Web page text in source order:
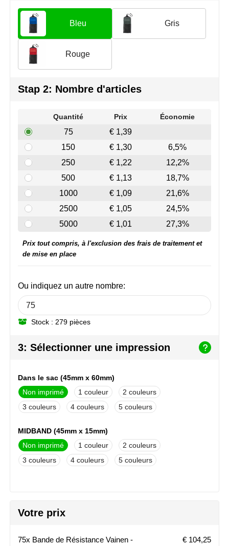
Sacs
Sécurité, voiture & vélo
Vêtements de travail
Kambukka
Lipton
Marksman
Mentos
Mepal
MiniMAX
Moleskine
Orrefors
Parker pennen
Retulp
Senator
Sophie Muval
STORMaxi
Swiss Peak
Bleu Gris
Rouge
Stap 2: Nombre d'articles
Quantité Prix Économie
75
€ 1,39
150
€ 1,30
6,5%
250
€ 1,22
12,2%
500
€ 1,13
18,7%
1000
€ 1,09
21,6%
2500
€ 1,05
24,5%
5000
€ 1,01 27,3%
Ou indiquez un autre nombre:
Stock : 279 pièces
Prix tout compris, à l'exclusion des frais de traitement et
de mise en place
3: Sélectionner une impression
Dans le sac (45mm x 60mm)
Non imprimé
1
2
3
4 5
MIDBAND (45mm x 15mm)
Non imprimé
1
2
3
4 5
Votre prix
75x Bande de Résistance Vainen -
€ 104,25